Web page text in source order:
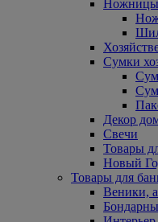
Сумки
Декор
Свечи
Товары
Новый
Товары для
Веники,